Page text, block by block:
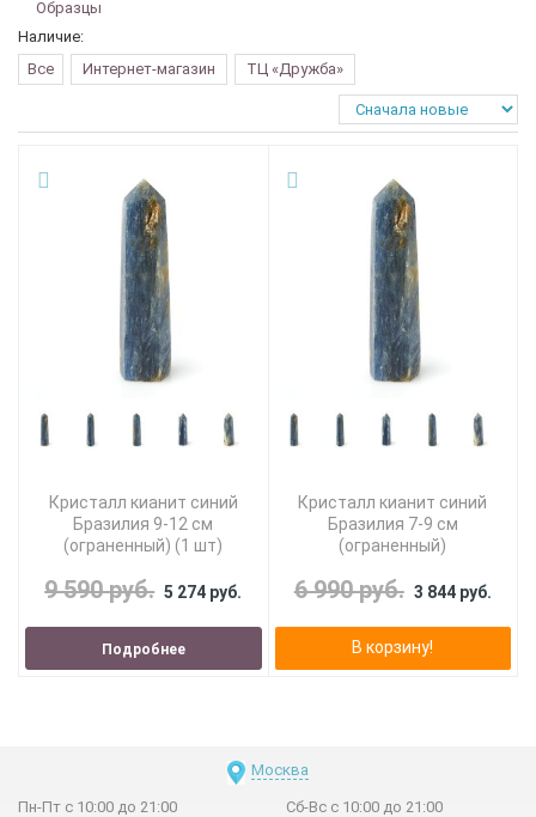
Образцы
Наличие:
Все
Интернет-магазин ТЦ «Дружба»
Кристалл кианит синий
Бразилия 9-12 см
(ограненный) (1 шт)
9 590 руб. 5 274 руб.
Подробнее
Кристалл кианит синий
Бразилия 7-9 см
(ограненный)
6 990 руб. 3 844 руб.
В корзину!
Москва
Пн-Пт с 10:00 до 21:00 Сб-Вс с 10:00 до 21:00